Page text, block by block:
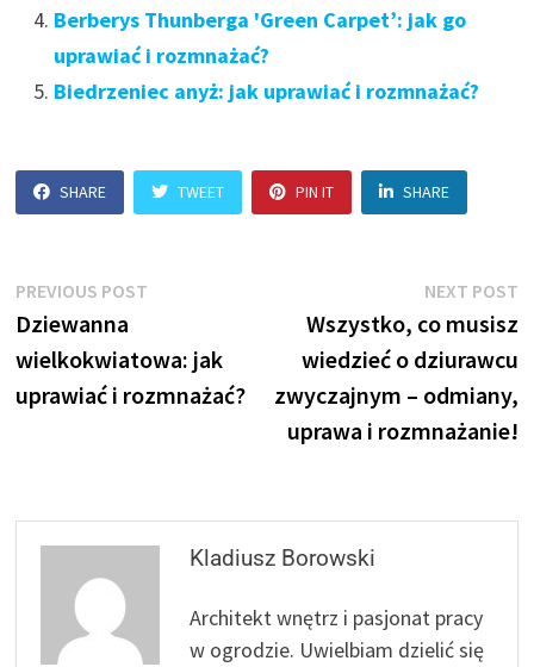
Berberys Thunberga 'Green Carpet’: jak go
uprawiać i rozmnażać?
Biedrzeniec anyż: jak uprawiać i rozmnażać?
SHARE TWEET PIN IT SHARE
Nawigacja
wpisu
PREVIOUS POST
Dziewanna
wielkokwiatowa: jak
uprawiać i rozmnażać?
NEXT POST
Wszystko, co musisz
wiedzieć o dziurawcu
zwyczajnym – odmiany,
uprawa i rozmnażanie!
Kladiusz Borowski
Architekt wnętrz i pasjonat pracy
w ogrodzie. Uwielbiam dzielić się